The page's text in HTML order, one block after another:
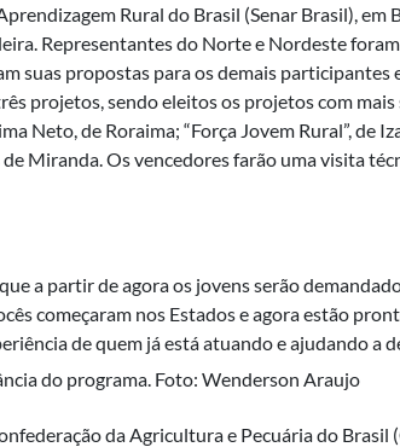
Rural do Brasil (Senar Brasil),
Representantes do Norte e Nordeste foram
propostas para os demais participantes
projetos, sendo eleitos os projetos com
de Roraima; “Força Jovem Rural”, de
Miranda. Os vencedores farão uma visita
a partir de agora os jovens serão
começaram nos Estados e agora estão
de quem já está atuando e ajudando a
da Agricultura e Pecuária do Brasil